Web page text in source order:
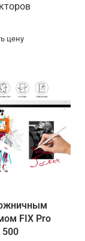
цену
FIX Pro
500